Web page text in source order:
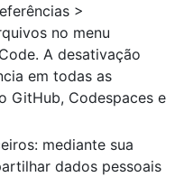
>
no menu
A desativação
em todas as
GitHub, Codespaces e
mediante sua
dados pessoais